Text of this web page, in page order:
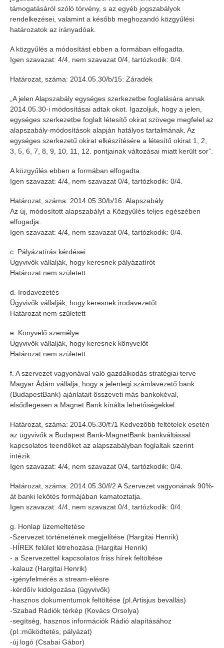
támogatásáról szóló törvény, s az egyéb jogszabályok
rendelkezései, valamint a később meghozandó közgyűlési
határozatok az irányadóak.
A közgyűlés a módosítást ebben a formában elfogadta.
Igen szavazat: 4/4, nem szavazat 0/4, tartózkodik: 0/4.
Határozat, száma: 2014.05.30/b/15: Záradék
„A jelen Alapszabály egységes szerkezetbe foglalására annak
2014.05.30-i módosításai adtak okot. Igazoljuk, hogy a jelen,
egységes szerkezetbe foglalt létesítő okirat szövege megfelel az
alapszabály-módosítások alapján hatályos tartalmának. Az
egységes szerkezetű okirat elkészítésére a létesítő okirat 1, 2,
3, 5, 6, 7, 8, 9, 10, 11, 12. pontjainak változásai miatt került sor”.
A közgyűlés ebben a formában elfogadta.
Igen szavazat: 4/4, nem szavazat 0/4, tartózkodik: 0/4.
Határozat, száma: 2014.05.30/b/16: Alapszabály
Az új, módosított alapszabályt a Közgyűlés teljes egészében
elfogadja.
Igen szavazat: 4/4, nem szavazat 0/4, tartózkodik: 0/4.
c. Pályázatírás kérdései
Ügyvivők vállalják, hogy keresnek pályázatírót
Határozat nem született
d. Irodavezetés
Ügyvivők vállalják, hogy keresnek irodavezetőt
Határozat nem született
e. Könyvelő személye
Ügyvivők vállalják, hogy keresnek könyvelőt
Határozat nem született
f. A szervezet vagyonával való gazdálkodás stratégiai terve
Magyar Ádám vállalja, hogy a jelenlegi számlavezető bank
(BudapestBank) ajánlatait összeveti más bankokéval,
elsődlegesen a Magnet Bank kínálta lehetőségekkel.
Határozat, száma: 2014.05.30/f:/1 Kedvezőbb feltételek esetén
az ügyvivők a Budapest Bank-MagnetBank bankváltással
kapcsolatos teendőket az alapszabályban foglaltak szerint
intézik.
Igen szavazat: 4/4, nem szavazat 0/4, tartózkodik: 0/4.
Határozat, száma: 2014.05.30/f/2 A Szervezet vagyonának 90%-
át banki lekötés formájában kamatoztatja.
Igen szavazat: 4/4, nem szavazat 0/4, tartózkodik: 0/4.
g. Honlap üzemeltetése
-Szervezet történetének megjelítése (Hargitai Henrik)
-HÍREK felület létrehozása (Hargitai Henrik)
- a Szervezettel kapcsolatos friss hírek feltöltése
-kalauz (Hargitai Henrik)
-igényfelmérés a stream-elésre
-kérdőív kidolgozása (ügyvivők)
-hasznos dokumentumok feltöltése (pl.Artisjus bevallás)
-Szabad Rádiók térkép (Kovács Orsolya)
-segítség, hasznos információk Rádió alapításához
(pl.:működtetés, pályázat)
-új logó (Csabai Gábor)